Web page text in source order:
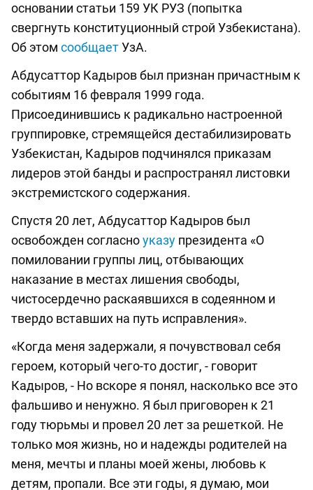
основании статьи 159 УК РУЗ (попытка
свергнуть конституционный строй Узбекистана).
Об этом сообщаетУзА.
Абдусаттор Кадыров был признан причастным к
событиям 16 февраля 1999 года.
Присоединившись к радикально настроенной
группировке, стремящейся дестабилизировать
Узбекистан, Кадыров подчинялся приказам
лидеров этой банды и распространял листовки
экстремистского содержания.
Спустя 20 лет, Абдусаттор Кадыров был
освобожден согласноуказу президента «О
помиловании группы лиц, отбывающих
наказание в местах лишения свободы,
чистосердечно раскаявшихся в содеянном и
твердо вставших на путь исправления».
«Когда меня задержали, я почувствовал себя
героем, который чего-то достиг, - говорит
Кадыров, - Но вскоре я понял, насколько все это
фальшиво и ненужно. Я был приговорен к 21
году тюрьмы и провел 20 лет за решеткой. Не
только моя жизнь, но и надежды родителей на
меня, мечты и планы моей жены, любовь к
детям, пропали. Все эти годы, я думаю, мои